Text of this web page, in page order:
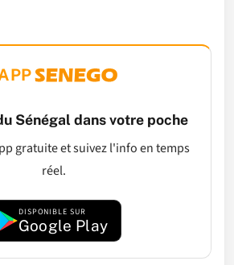
Sénégal dans votre poche
gratuite et suivez l'info en temps
réel.
DISPONIBLE SUR
Google Play